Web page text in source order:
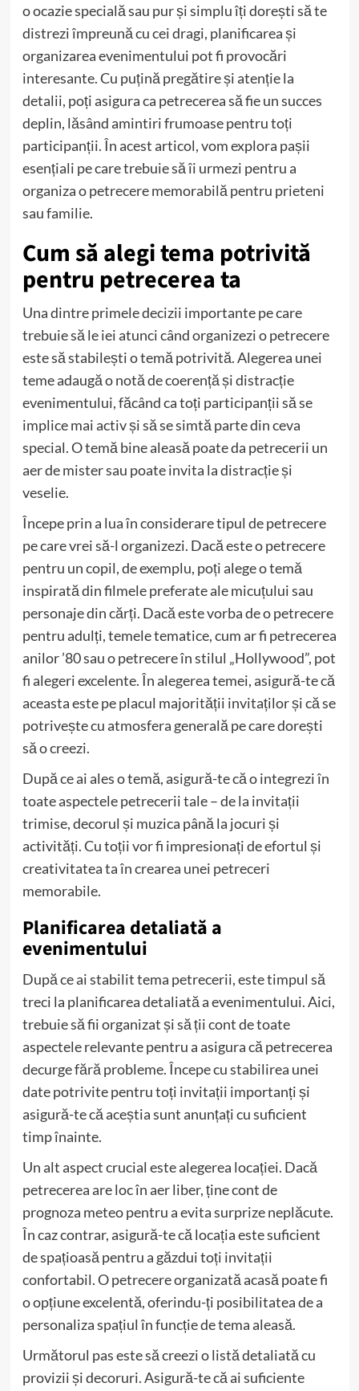
o ocazie specială sau pur și simplu îți dorești să te
distrezi împreună cu cei dragi, planificarea și
organizarea evenimentului pot fi provocări
interesante. Cu puțină pregătire și atenție la
detalii, poți asigura ca petrecerea să fie un succes
deplin, lăsând amintiri frumoase pentru toți
participanții. În acest articol, vom explora pașii
esențiali pe care trebuie să îi urmezi pentru a
organiza o petrecere memorabilă pentru prieteni
sau familie.
Cum să alegi tema potrivită
pentru petrecerea ta
Una dintre primele decizii importante pe care
trebuie să le iei atunci când organizezi o petrecere
este să stabilești o temă potrivită. Alegerea unei
teme adaugă o notă de coerență și distracție
evenimentului, făcând ca toți participanții să se
implice mai activ și să se simtă parte din ceva
special. O temă bine aleasă poate da petrecerii un
aer de mister sau poate invita la distracție și
veselie.
Începe prin a lua în considerare tipul de petrecere
pe care vrei să-l organizezi. Dacă este o petrecere
pentru un copil, de exemplu, poți alege o temă
inspirată din filmele preferate ale micuțului sau
personaje din cărți. Dacă este vorba de o petrecere
pentru adulți, temele tematice, cum ar fi petrecerea
anilor ’80 sau o petrecere în stilul „Hollywood”, pot
fi alegeri excelente. În alegerea temei, asigură-te că
aceasta este pe placul majorității invitaților și că se
potrivește cu atmosfera generală pe care dorești
să o creezi.
După ce ai ales o temă, asigură-te că o integrezi în
toate aspectele petrecerii tale – de la invitații
trimise, decorul și muzica până la jocuri și
activități. Cu toții vor fi impresionați de efortul și
creativitatea ta în crearea unei petreceri
memorabile.
Planificarea detaliată a
evenimentului
După ce ai stabilit tema petrecerii, este timpul să
treci la planificarea detaliată a evenimentului. Aici,
trebuie să fii organizat și să ții cont de toate
aspectele relevante pentru a asigura că petrecerea
decurge fără probleme. Începe cu stabilirea unei
date potrivite pentru toți invitații importanți și
asigură-te că aceștia sunt anunțați cu suficient
timp înainte.
Un alt aspect crucial este alegerea locației. Dacă
petrecerea are loc în aer liber, ține cont de
prognoza meteo pentru a evita surprize neplăcute.
În caz contrar, asigură-te că locația este suficient
de spațioasă pentru a găzdui toți invitații
confortabil. O petrecere organizată acasă poate fi
o opțiune excelentă, oferindu-ți posibilitatea de a
personaliza spațiul în funcție de tema aleasă.
Următorul pas este să creezi o listă detaliată cu
provizii și decoruri. Asigură-te că ai suficiente